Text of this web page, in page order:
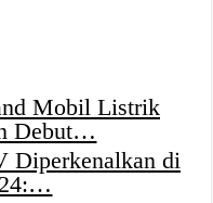
Mobil Listrik
Debut…
Diperkenalkan di